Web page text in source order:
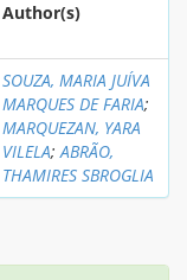
Author(s)
SOUZA, MARIA JUÍVA
MARQUES DE FARIA;
MARQUEZAN, YARA
VILELA;ABRÃO,
THAMIRES SBROGLIA